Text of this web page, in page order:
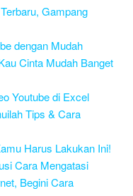
Gampang
dengan Mudah
Cinta Mudah Banget
Youtube di Excel
Tips & Cara
Harus Lakukan Ini!
Cara Mengatasi
Begini Cara